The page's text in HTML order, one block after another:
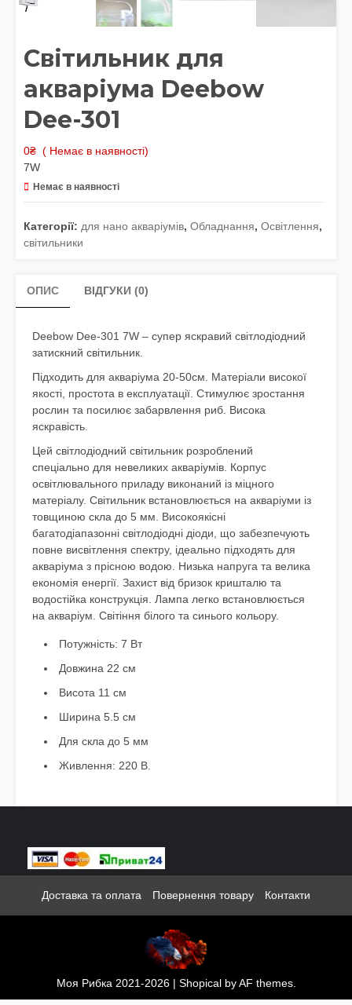
Світильник для
акваріума Deebow
Dee-301
0₴ ( Немає в наявності)
7W
Немає в наявності
Категорії: для нано акваріумів, Обладнання, Освітлення,
світильники
ОПИС ВІДГУКИ (0)
Deebow Dee-301 7W – супер яскравий світлодіодний
затискний світильник.
Підходить для акваріума 20-50см.
Матеріали високої
якості , простота в експлуатації. Стимулює зростання
рослин та посилює забарвлення риб. Висока
яскравість.
Цей світлодіодний світильник розроблений
спеціально для невеликих акваріумів. Корпус
освітлювального приладу виконаний із міцного
матеріалу. Світильник встановлюється на акваріуми із
товщиною скла до 5 мм.
Високоякісні
багатодіапазонні світлодіодні діоди, що забезпечують
повне висвітлення спектру, ідеально підходять для
акваріума з прісною водою.
Низька напруга та велика
економія енергії. Захист від бризок кришталю та
водостійка конструкція.
Лампа легко встановлюється
на акваріум. Світіння білого та синього кольору.
Потужність: 7 Вт
Довжина 22 см
Висота 11 см
Ширина 5.5 см
Для скла до 5 мм
Живлення: 220 В.
Доставка та оплата Повернення товару Контакти
Моя Рибка 2021-2026 | Shopicalby AF themes.